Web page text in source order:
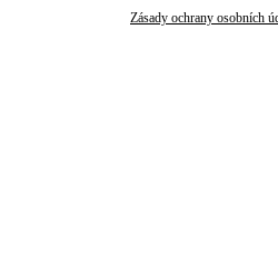
Zásady ochrany osobních